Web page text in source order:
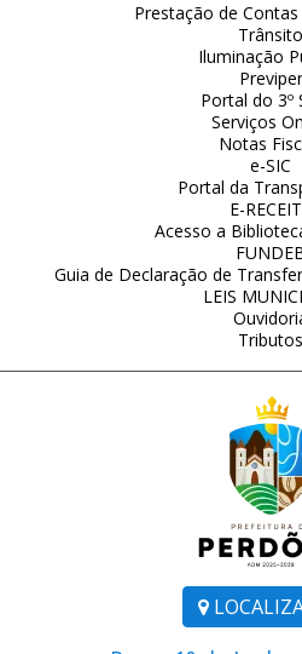
Prestação de
Trânsito
Iluminação
Previper
Portal do 3º
Serviços
Notas
e-SIC
Portal da
E-
Acesso a
Guia de Declaração de
LEIS
Tributos